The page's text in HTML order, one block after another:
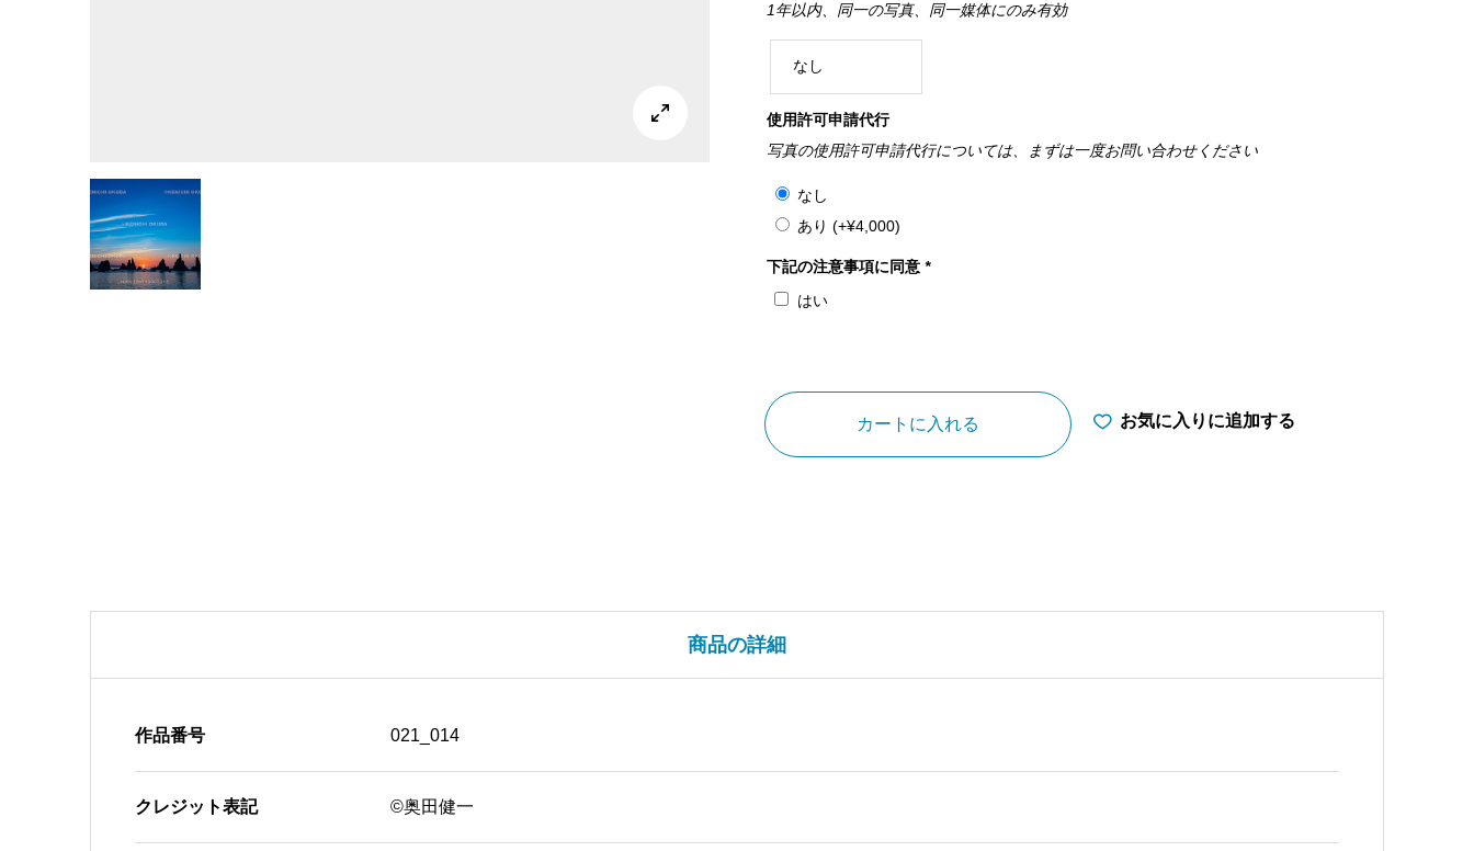

1年以内、同一の写真、同一媒体にのみ有効
使用許可申請代行
写真の使用許可申請代行については、まずは一度お問い合わせください
なし
あり (+¥4,000)
下記の注意事項に同意 *
はい
山
県
出
カートに入れる お気に入りに追加する
商品の詳細
作品番号 021_014
クレジット表記 ©奥田健一